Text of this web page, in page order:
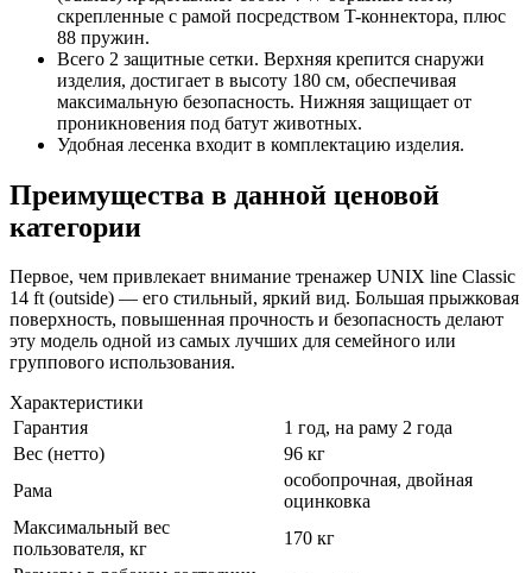
скрепленные с рамой посредством T-коннектора, плюс
88 пружин.
Всего 2 защитные сетки. Верхняя крепится снаружи
изделия, достигает в высоту 180 см, обеспечивая
максимальную безопасность. Нижняя защищает от
проникновения под батут животных.
Удобная лесенка входит в комплектацию изделия.
Преимущества в данной ценовой
категории
Первое, чем привлекает внимание тренажер UNIX line Classic
14 ft (outside) — его стильный, яркий вид. Большая прыжковая
поверхность, повышенная прочность и безопасность делают
эту модель одной из самых лучших для семейного или
группового использования.
Характеристики
Гарантия
1 год, на раму 2 года
Вес (нетто)
96 кг
Рама
особопрочная, двойная
оцинковка
Максимальный вес
пользователя, кг
170 кг